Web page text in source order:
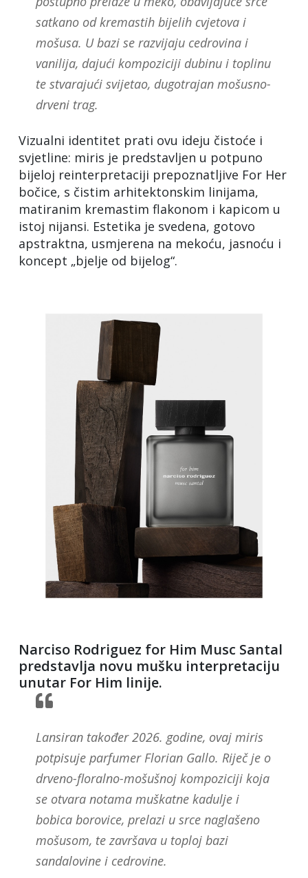
satkano od kremastih bijelih cvjetova i
mošusa. U bazi se razvijaju cedrovina i
vanilija, dajući kompoziciji dubinu i toplinu
te stvarajući svijetao, dugotrajan mošusno-
drveni trag.
Vizualni identitet prati ovu ideju čistoće i
svjetline: miris je predstavljen u potpuno
bijeloj reinterpretaciji prepoznatljive For Her
bočice, s čistim arhitektonskim linijama,
matiranim kremastim flakonom i kapicom u
istoj nijansi. Estetika je svedena, gotovo
apstraktna, usmjerena na mekoću, jasnoću i
koncept „bjelje od bijelog“.
Narciso Rodriguez for Him Musc Santal
predstavlja novu mušku interpretaciju
unutar For Him linije.
Lansiran također 2026. godine, ovaj miris
potpisuje parfumer Florian Gallo. Riječ je o
drveno-floralno-mošušnoj kompoziciji koja
se otvara notama muškatne kadulje i
bobica borovice, prelazi u srce naglašeno
mošusom, te završava u toploj bazi
sandalovine i cedrovine.